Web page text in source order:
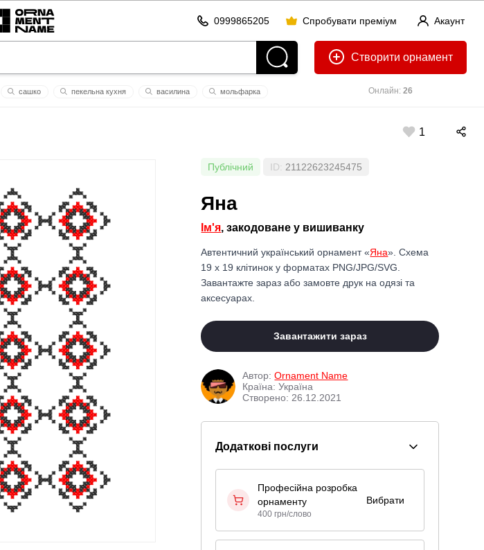
Акаунт
0999865205 Спробувати преміум
Створити
Онлайн: 26
сашко пекельна кухня василина
мольфарка
1
Публічний ID: 21122623245475
Яна
Ім'я, закодоване у вишиванку
Автентичний український орнамент «Яна». Схема
19 x 19 клітинок у форматах PNG/JPG/SVG.
Завантажте зараз або замовте друк на одязі та
аксесуарах.
Завантажити зараз
Автор:Ornament Name
Країна: Україна
Створено: 26.12.2021
Додаткові послуги
Професійна розробка
орнаменту
400 грн/слово
Вибрати